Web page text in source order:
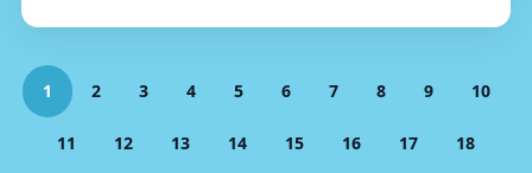
1 2 3 4 5 6 7 8 9 10
11 12 13 14 15 16 17 18